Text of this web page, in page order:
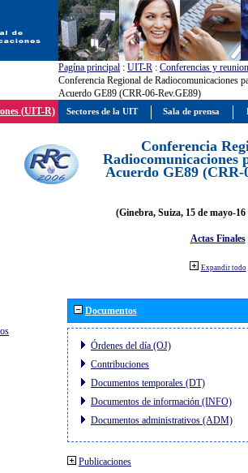
Pagína principal : UIT-R : Conferencias y
Conferencia Regional de Radiocomunicaciones
Acuerdo GE89 (CRR-06-Rev.GE89)
(UIT-R)
Conferencia
Radiocomunicaciones
Acuerdo GE89 (CRR-
(Ginebra, Suiza, 15 de mayo-
Actas Finales
Expandir todo
Documentos
Órdenes del día (OJ)
Contribuciones
Documentos temporales (DT)
Documentos de información (INFO)
Documentos administrativos (ADM)
Publicaciones
Sectores de la UIT Sala de prensa